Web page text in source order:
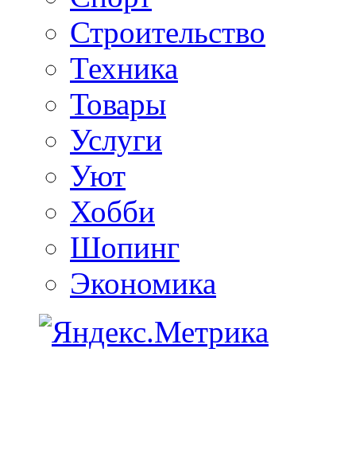
Строительство
Техника
Товары
Услуги
Уют
Хобби
Шопинг
Экономика